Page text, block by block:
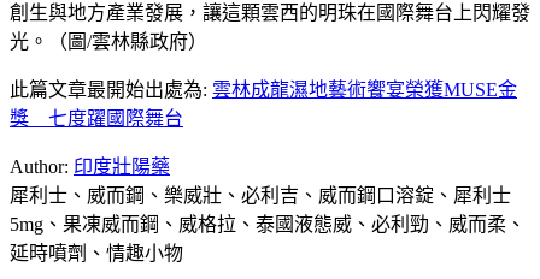
創生與地方產業發展，讓這顆雲西的明珠在國際舞台上閃耀發
光。（圖/雲林縣政府）
此篇文章最開始出處為: 雲林成龍濕地藝術饗宴榮獲MUSE金
獎 七度躍國際舞台
Author: 印度壯陽藥
犀利士、威而鋼、樂威壯、必利吉、威而鋼口溶錠、犀利士
5mg、果凍威而鋼、威格拉、泰國液態威、必利勁、威而柔、
延時噴劑、情趣小物